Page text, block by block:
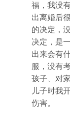
福，我没
出离婚后
的决定，
决定，是
出来会有
服，没有
孩子、对
儿子时我
伤害。